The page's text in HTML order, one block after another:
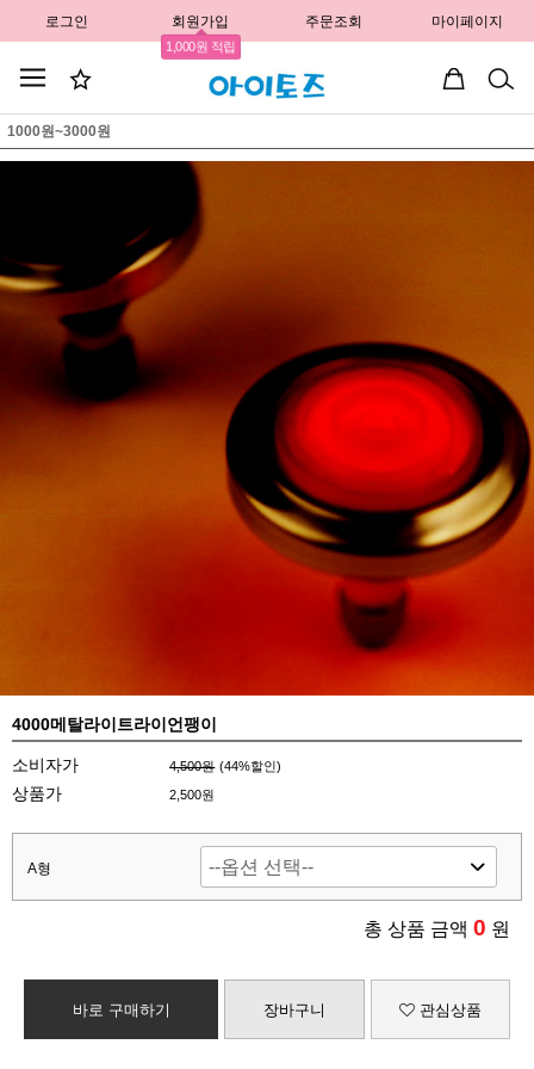
로그인 회원가입
1,000원 적립
주문조회 마이페이지
1000원~3000원
4000메탈라이트라이언팽이
소비자가 4,500원 (44%할인)
상품가 2,500원
A형
총 상품 금액 0 원
바로 구매하기 장바구니 관심상품